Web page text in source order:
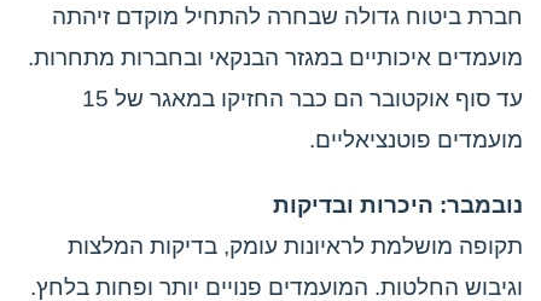
חברת ביטוח גדולה שבחרה להתחיל מוקדם זיהתה
מועמדים איכותיים במגזר הבנקאי ובחברות מתחרות.
עד סוף אוקטובר הם כבר החזיקו במאגר של 15
מועמדים פוטנציאליים.
נובמבר: היכרות ובדיקות
תקופה מושלמת לראיונות עומק, בדיקות המלצות
וגיבוש החלטות. המועמדים פנויים יותר ופחות בלחץ.